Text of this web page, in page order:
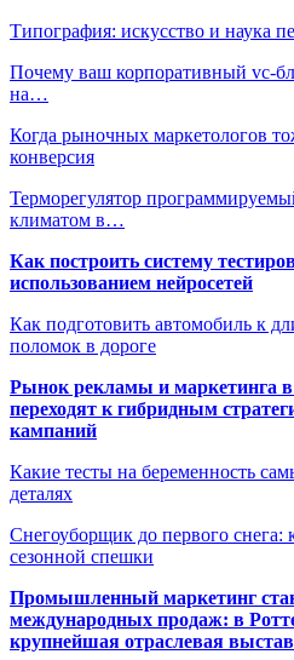
Типография: искусство и наука
Почему ваш корпоративный vc-
на…
Когда рыночных маркетологов
конверсия
Терморегулятор
климатом в…
Как построить систему
использованием нейросетей
Как подготовить автомобиль к
поломок в дороге
Рынок рекламы и маркетинга в
переходят к гибридным
кампаний
Какие тесты на беременность
деталях
Снегоуборщик до первого снега:
сезонной спешки
Промышленный маркетинг
международных продаж: в
крупнейшая отраслевая